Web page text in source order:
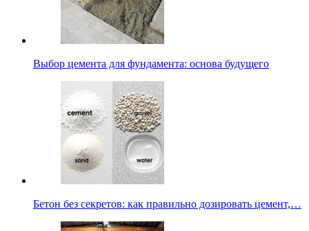
Выбор цемента для фундамента: основа будущего
Бетон без секретов: как правильно дозировать цемент,…